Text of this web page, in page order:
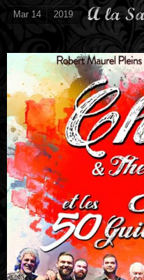
Mar 14 2019 A la